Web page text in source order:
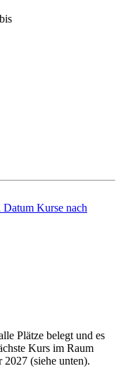
bis
Datum Kurse nach
Plätze belegt und es
Kurs im Raum
(siehe unten).